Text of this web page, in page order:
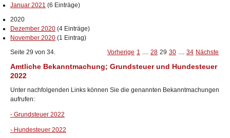
Januar 2021 (6 Einträge)
2020
Dezember 2020 (4 Einträge)
November 2020 (1 Eintrag)
Seite 29 von 34.
Vorherige 1 .... 28 29 30 .... 34 Nächste
Amtliche Bekanntmachung; Grundsteuer und Hundesteuer
2022
Unter nachfolgenden Links können Sie die genannten Bekanntmachungen
aufrufen:
- Grundsteuer 2022
- Hundesteuer 2022